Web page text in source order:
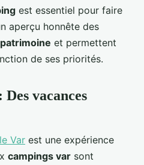
est essentiel pour faire
aperçu honnête des
et permettent
de ses priorités.
vacances
Var est une expérience
campings var sont